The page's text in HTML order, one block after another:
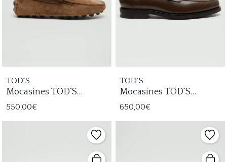
TOD´S
Mocasines TOD´S
Gommino Macro
Hombre
550,00€
TOD´S
Mocasines TOD´S
Formale Gomma Hombre
650,00€